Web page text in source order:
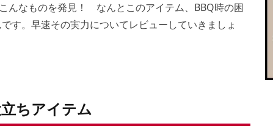
んなものを発見！ なんとこのアイテム、BBQ時の困
す。早速その実力についてレビューしていきましょ
ちアイテム